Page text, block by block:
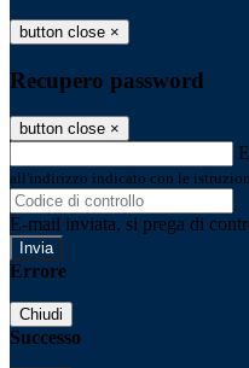
button close ×
Recupero password
button close ×
all'indirizzo indicato con le
E-mail inviata, si prega di
Errore
Chiudi
Successo